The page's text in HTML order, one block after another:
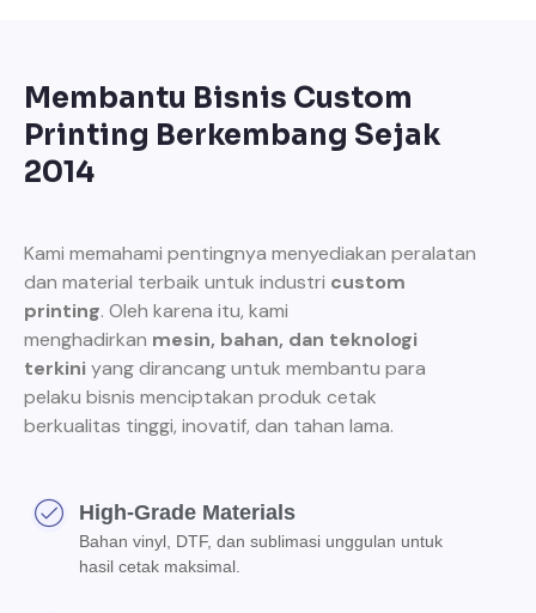
Membantu Bisnis Custom
Printing Berkembang Sejak
2014
Kami memahami pentingnya menyediakan peralatan
dan material terbaik untuk industri custom
printing. Oleh karena itu, kami
menghadirkan mesin, bahan, dan teknologi
terkiniyang dirancang untuk membantu para
pelaku bisnis menciptakan produk cetak
berkualitas tinggi, inovatif, dan tahan lama.
High-Grade Materials
Bahan vinyl, DTF, dan sublimasi unggulan untuk
hasil cetak maksimal.